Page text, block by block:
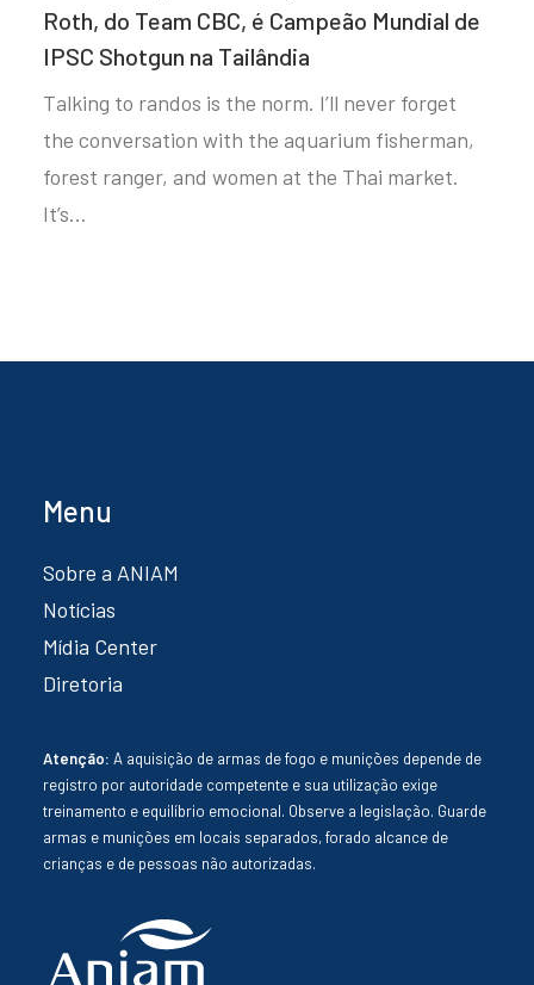
Roth, do Team CBC, é Campeão Mundial de
IPSC Shotgun na Tailândia
Talking to randos is the norm. I’ll never forget
the conversation with the aquarium fisherman,
forest ranger, and women at the Thai market.
It’s…
Menu
Sobre a ANIAM
Notícias
Mídia Center
Diretoria
Atenção: A aquisição de armas de fogo e munições depende de
registro por autoridade competente e sua utilização exige
treinamento e equilíbrio emocional. Observe a legislação. Guarde
armas e munições em locais separados, forado alcance de
crianças e de pessoas não autorizadas.